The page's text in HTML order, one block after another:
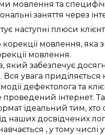
мовлення та
заняття через
наступні плюси
корекції мовлення, яка
мовлення.
, який забезпечує
. Вся увага приділяється
дефектолога та
проведений інтернет.
ідеальний тим, хто
наших досвідчених
, у тому числі